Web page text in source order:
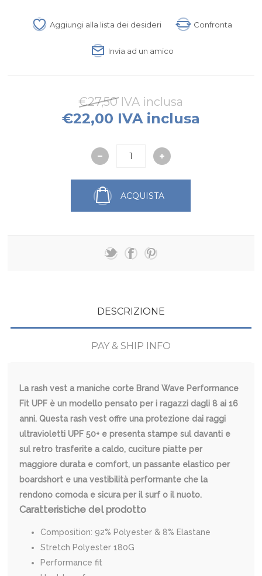
Aggiungi alla lista dei desideri Confronta
Invia ad un amico
€27,50 IVA inclusa
€22,00 IVA inclusa
ACQUISTA
DESCRIZIONE
PAY & SHIP INFO
La rash vest a maniche corte Brand Wave Performance
Fit UPF è un modello pensato per i ragazzi dagli 8 ai 16
anni. Questa rash vest offre una protezione dai raggi
ultravioletti UPF 50+ e presenta stampe sul davanti e
sul retro trasferite a caldo, cuciture piatte per
maggiore durata e comfort, un passante elastico per
boardshort e una vestibilità performante che la
rendono comoda e sicura per il surf o il nuoto.
Caratteristiche del prodotto
Composition: 92% Polyester & 8% Elastane
Stretch Polyester 180G
Performance fit